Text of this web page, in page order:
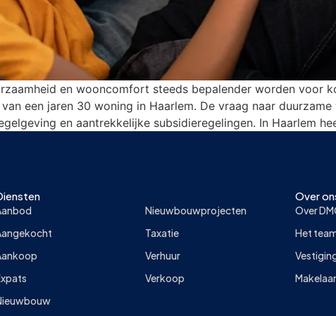
en wooncomfort steeds bepalender worden voor
een jaren 30 woning in Haarlem. De vraag naar
en aantrekkelijke subsidieregelingen. In Haarlem
Nieuwbouwprojecten
Taxatie
Verhuur
Verkoop
Over
Over
Het